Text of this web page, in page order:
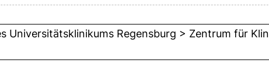
Universitätsklinikums Regensburg > Zentrum für